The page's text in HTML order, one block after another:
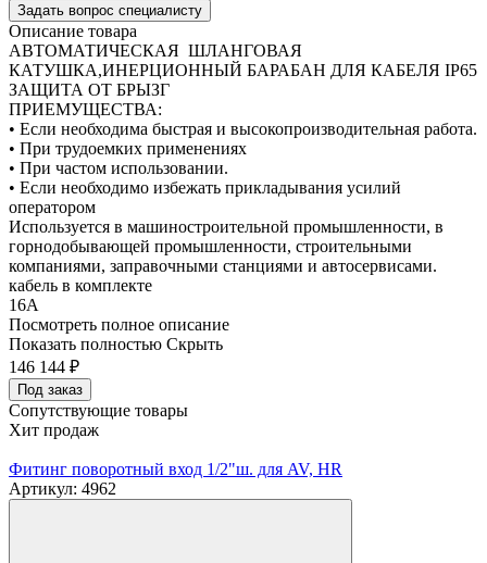
Задать вопрос специалисту
Описание товара
АВТОМАТИЧЕСКАЯ ШЛАНГОВАЯ
КАТУШКА,ИНЕРЦИОННЫЙ БАРАБАН ДЛЯ КАБЕЛЯ IP65
ЗАЩИТА ОТ БРЫЗГ
ПРИЕМУЩЕСТВА:
• Если необходима быстрая и высокопроизводительная работа.
• При трудоемких применениях
• При частом использовании.
• Если необходимо избежать прикладывания усилий
оператором
Используется в машиностроительной промышленности, в
горнодобывающей промышленности, строительными
компаниями, заправочными станциями и автосервисами.
кабель в комплекте
16A
Посмотреть полное описание
Показать полностью Скрыть
146 144 ₽
Под заказ
Сопутствующие товары
Хит продаж
Фитинг поворотный вход 1/2"ш. для AV, HR
Артикул: 4962